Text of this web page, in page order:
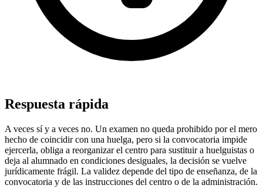
Respuesta rápida
A veces sí y a veces no. Un examen no queda prohibido por el mero
hecho de coincidir con una huelga, pero si la convocatoria impide
ejercerla, obliga a reorganizar el centro para sustituir a huelguistas o
deja al alumnado en condiciones desiguales, la decisión se vuelve
jurídicamente frágil. La validez depende del tipo de enseñanza, de la
convocatoria y de las instrucciones del centro o de la administración.